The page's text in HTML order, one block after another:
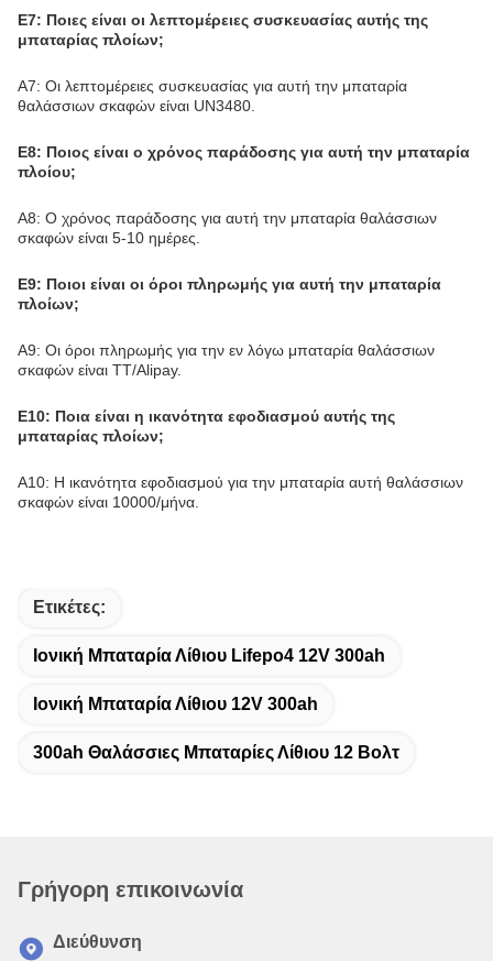
Ε7: Ποιες είναι οι λεπτομέρειες συσκευασίας αυτής της
μπαταρίας πλοίων;
Α7: Οι λεπτομέρειες συσκευασίας για αυτή την μπαταρία
θαλάσσιων σκαφών είναι UN3480.
Ε8: Ποιος είναι ο χρόνος παράδοσης για αυτή την μπαταρία
πλοίου;
Α8: Ο χρόνος παράδοσης για αυτή την μπαταρία θαλάσσιων
σκαφών είναι 5-10 ημέρες.
Ε9: Ποιοι είναι οι όροι πληρωμής για αυτή την μπαταρία
πλοίων;
Α9: Οι όροι πληρωμής για την εν λόγω μπαταρία θαλάσσιων
σκαφών είναι TT/Alipay.
Ε10: Ποια είναι η ικανότητα εφοδιασμού αυτής της
μπαταρίας πλοίων;
Α10: Η ικανότητα εφοδιασμού για την μπαταρία αυτή θαλάσσιων
σκαφών είναι 10000/μήνα.
Ετικέτες:
Ιονική Μπαταρία Λίθιου Lifepo4 12V 300ah
Ιονική Μπαταρία Λίθιου 12V 300ah
300ah Θαλάσσιες Μπαταρίες Λίθιου 12 Βολτ
Γρήγορη επικοινωνία
Διεύθυνση